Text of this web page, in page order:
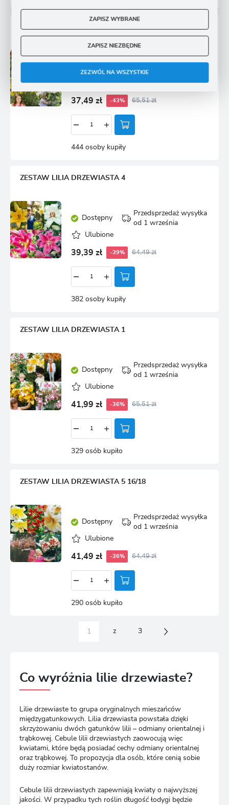
Przedsprzedaż wysyłka
od 1 września
Ulubione
37,49 zł -43% 65,51 zł
444 osoby kupiły
ZESTAW LILIA DRZEWIASTA 4
Dostępny
Przedsprzedaż wysyłka
od 1 września
Ulubione
39,39 zł -39% 64,49 zł
382 osoby kupiły
ZESTAW LILIA DRZEWIASTA 1
Dostępny
Przedsprzedaż wysyłka
od 1 września
Ulubione
41,99 zł -36% 65,51 zł
329 osób kupiło
ZESTAW LILIA DRZEWIASTA 5 16/18
Dostępny
Przedsprzedaż wysyłka
od 1 września
Ulubione
41,49 zł -36% 64,49 zł
290 osób kupiło
z 3
Co wyróżnia lilie drzewiaste?
Lilie drzewiaste to grupa oryginalnych mieszańców
międzygatunkowych. Lilia drzewiasta powstała dzięki
skrzyżowaniu dwóch gatunków lilii – odmiany orientalnej i
trąbkowej. Cebule lilii drzewiastych zaowocują więc
kwiatami, które będą posiadać cechy odmiany orientalnej
oraz trąbkowej. To propozycja dla osób, które cenią sobie
duży rozmiar kwiatostanów.
Cebule lilii drzewiastych zapewniają kwiaty o najwyższej
jakości. W przypadku tych roślin długość łodygi będzie
ZAPISZ WYBRANE
ZAPISZ NIEZBĘDNE
ZEZWÓL NA WSZYSTKIE